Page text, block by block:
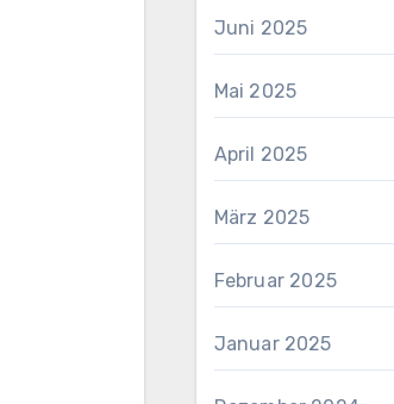
Juni 2025
Mai 2025
April 2025
März 2025
Februar 2025
Januar 2025